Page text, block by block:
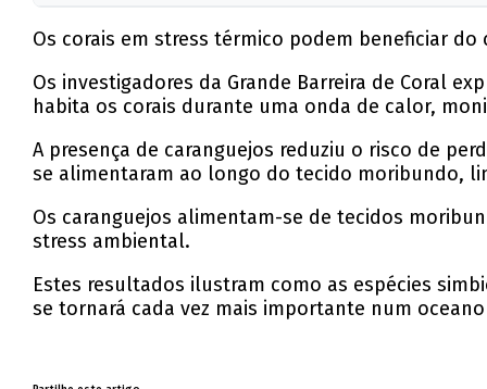
Os corais em stress térmico podem beneficiar
Os investigadores da Grande Barreira de Coral
habita os corais durante uma onda de calor,
A presença de caranguejos reduziu o risco de
se alimentaram ao longo do tecido moribundo,
Os caranguejos alimentam-se de tecidos
stress ambiental.
Estes resultados ilustram como as espécies
se tornará cada vez mais importante num